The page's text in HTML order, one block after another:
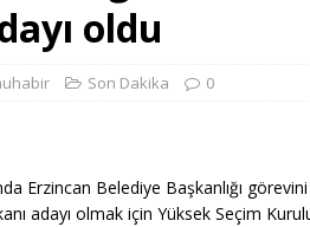
oldu
Son Dakika 0
Erzincan Belediye Başkanlığı
adayı olmak için Yüksek Seçim